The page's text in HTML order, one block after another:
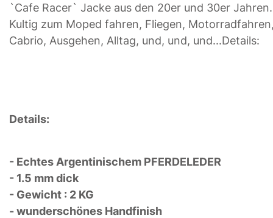
`Cafe Racer` Jacke aus den 20er und 30er Jahren.
Kultig zum Moped fahren, Fliegen,
Cabrio, Ausgehen, Alltag, und, und, und...Details:
Details:
- Echtes Argentinischem PFERDELEDER
- 1.5 mm dick
- Gewicht : 2 KG
- wunderschönes Handfinish